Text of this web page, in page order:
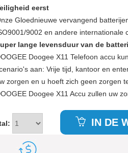
eerst
Gloednieuwe vervangend
9002 en andere internationale
lange levensduur van de
Doogee X11 Telefoon accu
aan: Vrije tijd, kantoor en
zorgen en u hoeft zich geen zorgen
Doogee X11 Accu zullen uw
IN DE